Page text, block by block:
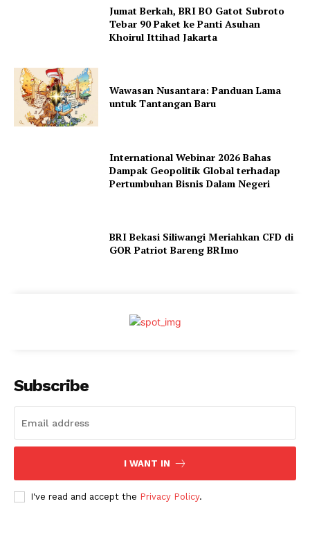
Jumat Berkah, BRI BO Gatot Subroto
Tebar 90 Paket ke Panti Asuhan
Khoirul Ittihad Jakarta
Wawasan Nusantara: Panduan Lama
untuk Tantangan Baru
International Webinar 2026 Bahas
Dampak Geopolitik Global terhadap
Pertumbuhan Bisnis Dalam Negeri
BRI Bekasi Siliwangi Meriahkan CFD di
GOR Patriot Bareng BRImo
Subscribe
I WANT IN
I've read and accept the Privacy Policy.